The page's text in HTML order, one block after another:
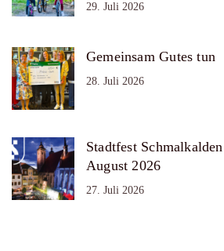
29. Juli 2026
Gemeinsam Gutes tun
28. Juli 2026
Stadtfest
August 2026
27. Juli 2026